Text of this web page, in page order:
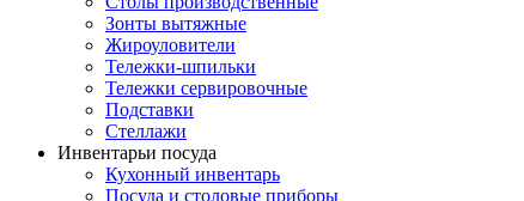
Зонты вытяжные
Жироуловители
Тележки-шпильки
Тележки сервировочные
Подставки
Стеллажи
Инвентарьи посуда
Кухонный инвентарь
Посуда и столовые приборы